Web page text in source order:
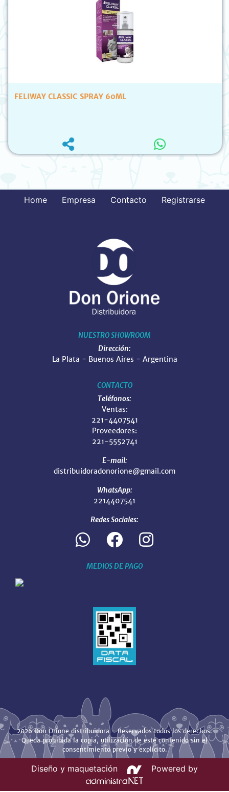
FELIWAY CLASSIC SPRAY 60ML
Home Empresa Contacto Registrarse
NUESTRO SHOWROOM
Dirección:
La Plata - Buenos Aires - Argentina
CONTACTO
Teléfonos:
Ventas:
221-4407541
Proveedores:
221-5552741
E-mail:
distribuidoradonorione@gmail.com
WhatsApp:
2214407541
Redes Sociales:
MEDIOS DE PAGO
2026 Don Orione distribuidora - Reservados todos los derechos.
Queda prohibida la copia, utilización de este contenido sin el
consentimiento previo y explícito.
Diseño y maquetación Powered by